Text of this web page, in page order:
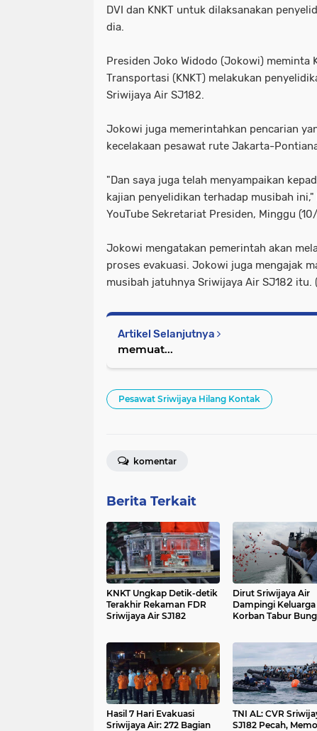
DVI dan KNKT untuk dilaksanakan
dia.
Presiden Joko Widodo (Jokowi) meminta
Transportasi (KNKT) melakukan
Sriwijaya Air SJ182.
Jokowi juga memerintahkan pencarian
kecelakaan pesawat rute Jakarta-
"Dan saya juga telah menyampaikan
kajian penyelidikan terhadap musibah
YouTube Sekretariat Presiden, Minggu
Jokowi mengatakan pemerintah akan
proses evakuasi. Jokowi juga mengajak
musibah jatuhnya Sriwijaya Air SJ182 itu.
Artikel Selanjutnya
memuat...
Pesawat Sriwijaya Hilang Kontak
komentar
Berita Terkait
KNKT Ungkap Detik-detik
Terakhir Rekaman FDR
Sriwijaya Air SJ182
Dirut Sriwijaya Air
Dampingi Keluarga
Korban Tabur
Hasil 7 Hari Evakuasi
Sriwijaya Air: 272 Bagian
TNI AL: CVR
SJ182 Pecah,